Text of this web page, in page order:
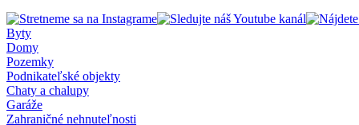
Byty
Domy
Pozemky
Podnikateľské objekty
Chaty a chalupy
Garáže
Zahraničné nehnuteľnosti